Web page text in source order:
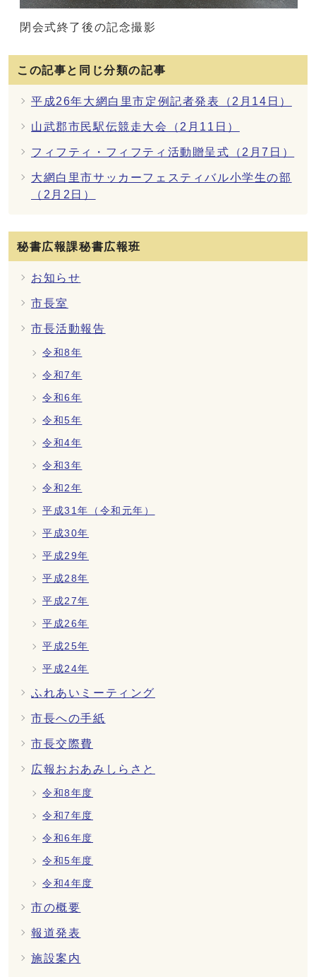
閉会式終了後の記念撮影
この記事と同じ分類の記事
平成26年大網白里市定例記者発表（2月14日）
山武郡市民駅伝競走大会（2月11日）
フィフティ・フィフティ活動贈呈式（2月7日）
大網白里市サッカーフェスティバル小学生の部
（2月2日）
秘書広報課秘書広報班
お知らせ
市長室
市長活動報告
令和8年
令和7年
令和6年
令和5年
令和4年
令和3年
令和2年
平成31年（令和元年）
平成30年
平成29年
平成28年
平成27年
平成26年
平成25年
平成24年
ふれあいミーティング
市長への手紙
市長交際費
広報おおあみしらさと
令和8年度
令和7年度
令和6年度
令和5年度
令和4年度
市の概要
報道発表
施設案内